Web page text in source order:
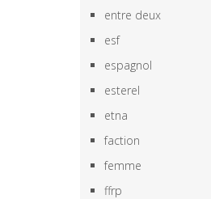
entre deux
esf
espagnol
esterel
etna
faction
femme
ffrp